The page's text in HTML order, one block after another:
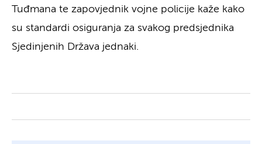
Tuđmana te zapovjednik vojne policije kaže kako
su standardi osiguranja za svakog predsjednika
Sjedinjenih Država jednaki.